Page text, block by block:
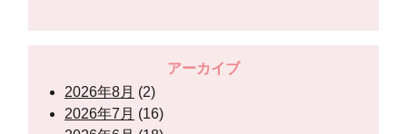
アーカイブ
2026年8月 (2)
2026年7月 (16)